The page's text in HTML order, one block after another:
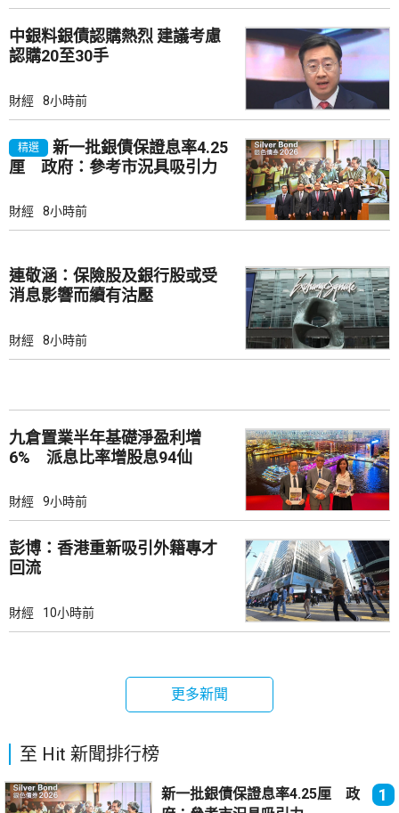
中銀料銀債認購熱烈 建議考慮
認購20至30手
財經 8小時前
精選
新一批銀債保證息率4.25
厘 政府：參考市況具吸引力
財經 8小時前
連敬涵：保險股及銀行股或受
消息影響而續有沽壓
財經 8小時前
九倉置業半年基礎淨盈利增
6% 派息比率增股息94仙
財經 9小時前
彭博：香港重新吸引外籍專才
回流
財經 10小時前
更多新聞
至 Hit 新聞排行榜
新一批銀債保證息率4.25厘 政
1